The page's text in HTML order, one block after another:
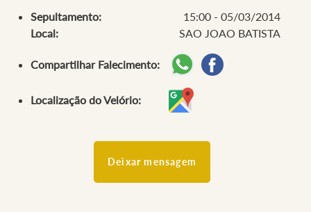
Sepultamento:
15:00 - 05/03/2014
Local:
SAO JOAO BATISTA
Compartilhar Falecimento:
Localização do Velório:
Deixar mensagem